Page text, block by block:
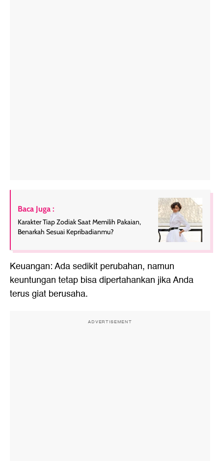
Baca Juga :
Karakter Tiap Zodiak Saat Memilih Pakaian,
Benarkah Sesuai Kepribadianmu?
Keuangan: Ada sedikit perubahan, namun
keuntungan tetap bisa dipertahankan jika Anda
terus giat berusaha.
ADVERTISEMENT